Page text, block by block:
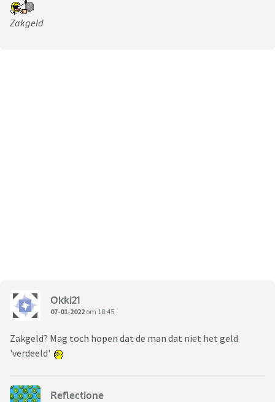
Zakgeld
Okki21
07-01-2022 om 18:45
Zakgeld? Mag toch hopen dat de man dat niet het geld
'verdeeld'
Reflectione